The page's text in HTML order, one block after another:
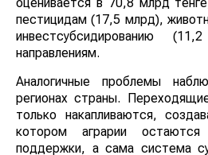
пестицидам (17,5 млрд),
инвестсубсидированию
направлениям.
Аналогичные проблемы
регионах страны.
только накапливаются,
котором аграрии
поддержки, а сама система